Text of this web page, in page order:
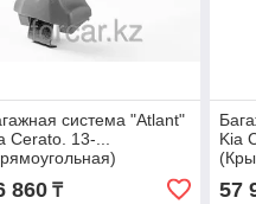
система "Atlant"
Cerato. 13-...
860₸
Kia
57